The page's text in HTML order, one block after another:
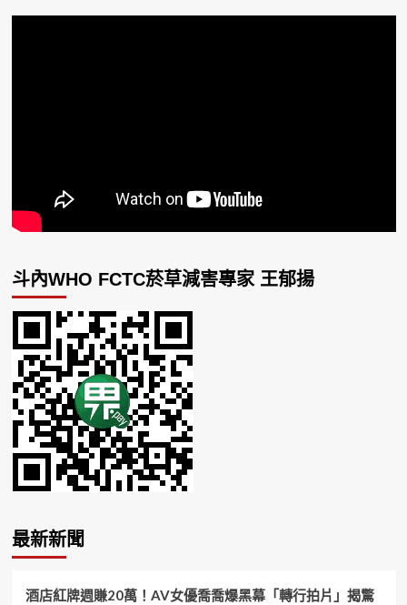
斗內WHO FCTC菸草減害專家 王郁揚
最新新聞
酒店紅牌週賺20萬！AV女優喬喬爆黑幕「轉行拍片」揭驚